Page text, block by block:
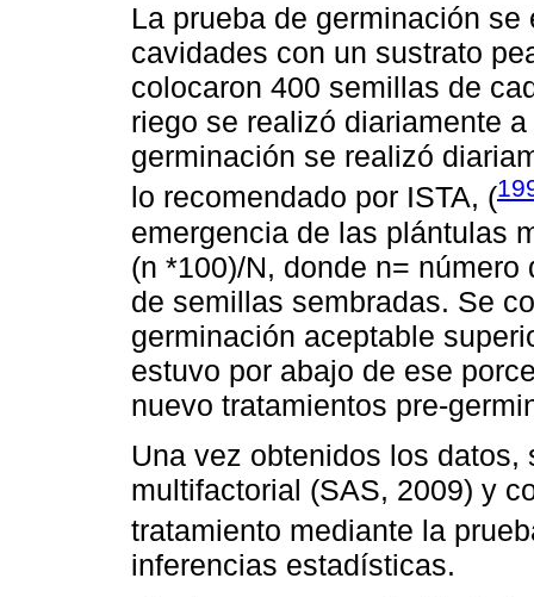
La prueba de germinación
cavidades con un sustrato
colocaron 400 semillas de
riego se realizó diariamente
germinación se realizó
lo recomendado por ISTA, (
emergencia de las plántulas
(n *100)/N, donde n=
de semillas sembradas. Se
germinación aceptable
estuvo por abajo de ese
nuevo tratamientos pre-
Una vez obtenidos los
multifactorial (SAS, 2009) y
tratamiento mediante la
inferencias estadísticas.